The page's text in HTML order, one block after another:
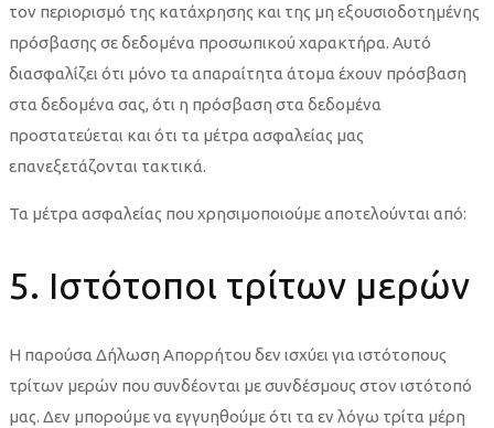
τον περιορισμό της κατάχρησης και της μη εξουσιοδοτημένης
πρόσβασης σε δεδομένα προσωπικού χαρακτήρα. Αυτό
διασφαλίζει ότι μόνο τα απαραίτητα άτομα έχουν πρόσβαση
στα δεδομένα σας, ότι η πρόσβαση στα δεδομένα
προστατεύεται και ότι τα μέτρα ασφαλείας μας
επανεξετάζονται τακτικά.
Τα μέτρα ασφαλείας που χρησιμοποιούμε αποτελούνται από:
5. Ιστότοποι τρίτων μερών
Η παρούσα Δήλωση Απορρήτου δεν ισχύει για ιστότοπους
τρίτων μερών που συνδέονται με συνδέσμους στον ιστότοπό
μας. Δεν μπορούμε να εγγυηθούμε ότι τα εν λόγω τρίτα μέρη